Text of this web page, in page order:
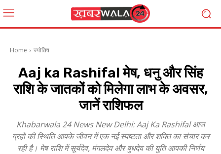
Home ज्योतिष
Aaj ka Rashifal मेष, धनु और सिंह
राशि के जातकों को मिलेगा लाभ के अवसर,
जानें राशिफल
Khabarwala 24 News New Delhi: Aaj Ka Rashifal आज
ग्रहों की स्थिति आपके जीवन में एक नई स्पष्टता और शक्ति का संचार कर
रही है। मेष राशि में सूर्यदेव, मंगलदेव और बुधदेव की युति आपकी निर्णय